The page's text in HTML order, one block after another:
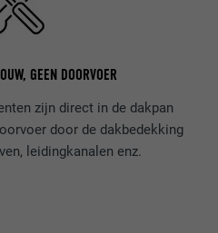
GEEN DOORVOER
zijn direct in de dakpan
door de dakbedekking
leidingkanalen enz.